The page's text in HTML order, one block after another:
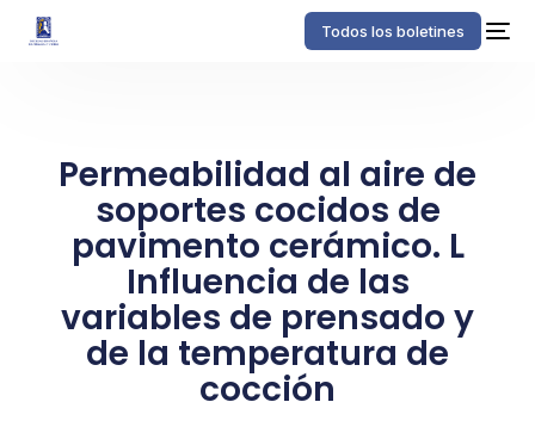
Todos los boletines
Permeabilidad al aire de
soportes cocidos de
pavimento cerámico. L
Influencia de las
variables de prensado y
de la temperatura de
cocción